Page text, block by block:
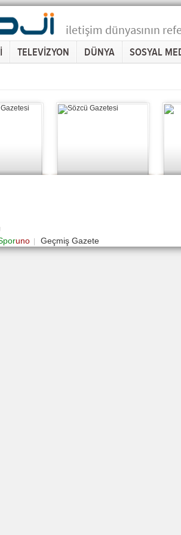
iletişim dünyasının
TELEVİZYON DÜNYA SOSYAL
uno| Geçmiş Gazete